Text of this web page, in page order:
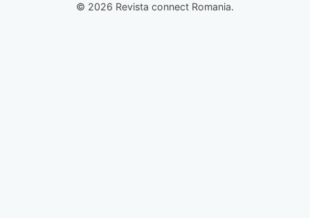
© 2026 Revista connect Romania.